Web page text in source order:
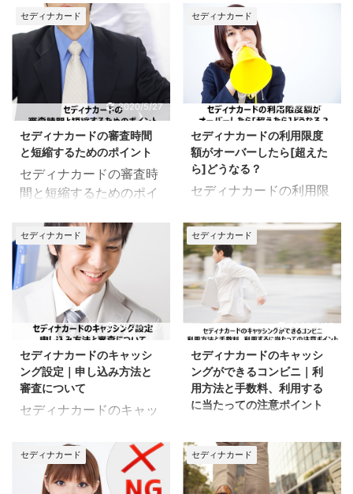
ックしましょう！ セディ
ナカードのキャッシング
が利用できない理由と対
処法 ここでのポイント
キャッシングが利用でき
ない理由はいくつかある
キャッシングが利用でき
ない利用で対処法が違っ
てくる セデ ...
査で電話はどのタイミン
グでかかるのか？ ここで
のポイント セディナカー
ドの審査では「本人確
認」と「在籍確認」の電
話がある 勤務先の在籍確
認は本人確認の電話があ
った後にある 申し込み内
容に不備があ ...
します。 クレジットカー
ドの審査時には、基本的
に会社へ在籍確認があり
ます。 セディナカードの
審査では在籍確認はあ
る？在籍確認がある時の
何を準備しておけばい
い？ セディナカードの在
籍確認をスムーズに済ま
せるためにも、ぜひご確
認ください！ セディナカ
確認はあるの？ ここでの
ポイント 審査時は人によ
って在籍確認の電話があ
る 本当に勤務先がある
か？勤務先に在籍してい
るか？を確認するため 在
籍確認ができない場合は
審査に落ちる可能性があ
る セディナカー ...
た。 分割払いを使おうと
したけど、利用できなく
て困っている方も少なく
ありません。 どうしてセ
ディナカードの分割払い
ができないの？分割払い
できない時はどう対処す
ればいい？ 慌てずスムー
ズに対処するためにも、
必ずチェックしてくださ
い！ セディナカードの分
割払いができない理由に
ついて ここでのポイント
分割払いできないお店で
買い物をした あとから分
割の受付期間を過ぎた 分
割払い利用可能枠が不足
している・オーバーした
リボ専用カードだった セ
ディナカ ...
セディナカード
2020/5/27
セディナカードの審査時間
と短縮するためのポイント
セディナカードの審査時
間と短縮するためのポイ
す。 セディナカードを申
し込みしたけど、審査結
果の通知が来なくて不安
に思っている方も多いで
しょう。 セディナカード
の審査時間はどのくらい
かかる？審査時間を短縮
するためのポイントは？
審査状況を確認する方法
など知っておきたい情報
をまとめたので、ぜひチ
ェックしましょう！ セデ
ィナカードの審査時間は
どのくらいかかるのか こ
セディナカード
2020/5/27
セディナカードの利用限度
額がオーバーしたら[超えた
ら]どうなる？
セディナカードの利用限
ご紹介します。 クレジッ
トカードを使っている
と、利用限度額があるの
を忘れがちになります。
セディナカードの利用限
度額がオーバーしたらど
うなる？オーバーした分
の支払いは？ 限度額をオ
ーバーした時に知ってお
きたい情報をまとめたの
利用限度額をオーバーし
たらどうなる？ ここでの
セディナカード
2020/5/27
セディナカードのキャッシ
ング設定｜申し込み方法と
審査について
セディナカードのキャッ
めました。 ショッピング
を使っていたけど、キャ
ッシングも利用したくな
セディナカード
2020/5/27
セディナカードのキャッシ
ングができるコンビニ｜利
用方法と手数料、利用する
に当たっての注意ポイント
キャッシングのコンビニ
利用についてご紹介ま
す。 外出先で早急にお金
セディナカード セディナカード